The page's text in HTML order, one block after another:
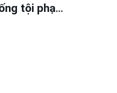
tội phạm